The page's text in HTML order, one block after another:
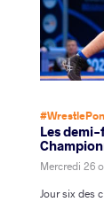
Les demi-
Mercredi 26
Jour six des